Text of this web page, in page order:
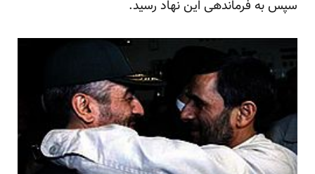
سپس به فرماندهی این نهاد رسید.